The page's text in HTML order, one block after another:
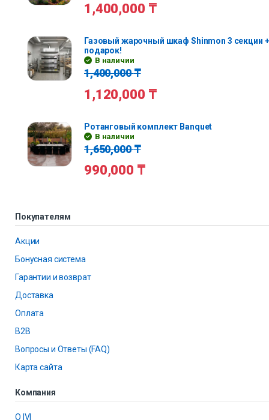
1,400,000 ₸
Газовый жарочный шкаф Shinmon 3 секции
подарок!
В наличии
1,400,000₸
1,120,000 ₸
Ротанговый комплект Banquet
В наличии
1,650,000₸
990,000 ₸
Покупателям
Акции
Бонусная система
Гарантии и возврат
Доставка
Оплата
B2B
Вопросы и Ответы (FAQ)
Карта сайта
Компания
О IVI